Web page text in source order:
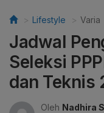
Lifestyle Varia
Jadwal
Seleksi
dan Teknis
Oleh Nadhira